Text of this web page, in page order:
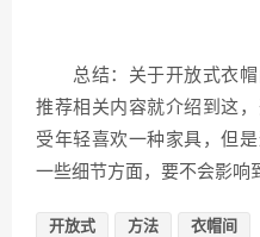
总结：关于开放式衣帽
推荐相关内容就介绍到这
受年轻喜欢一种家具，但
一些细节方面，要不会影响
开放式 方法 衣帽间